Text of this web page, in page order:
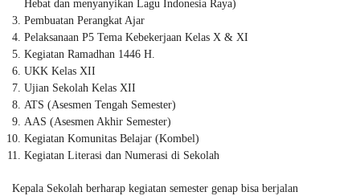
Hebat dan menyanyikan Lagu Indonesia Raya)
Pembuatan Perangkat Ajar
Pelaksanaan P5 Tema Kebekerjaan Kelas X & XI
Kegiatan Ramadhan 1446 H.
UKK Kelas XII
Ujian Sekolah Kelas XII
ATS (Asesmen Tengah Semester)
AAS (Asesmen Akhir Semester)
Kegiatan Komunitas Belajar (Kombel)
Kegiatan Literasi dan Numerasi di Sekolah
Kepala Sekolah berharap kegiatan semester genap bisa berjalan